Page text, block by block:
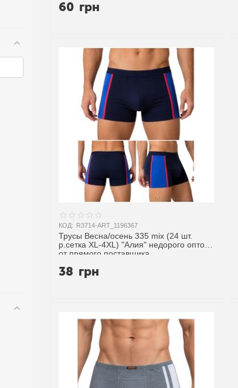
60 грн
КОД: R3714-ART_1196367
Трусы Весна/осень 335 mix (24 шт.
р.сетка XL-4XL) "Алия" недорого оптом
от прямого поставщика
38 грн